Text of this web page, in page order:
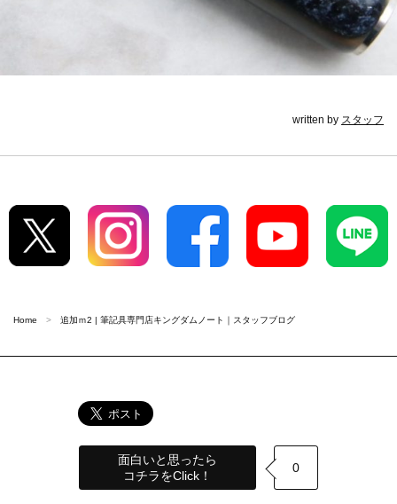
written by スタッフ
Home 追加ｍ2 | 筆記具専門店キングダムノート｜スタッフブログ
面白いと思ったら
コチラをClick！
0